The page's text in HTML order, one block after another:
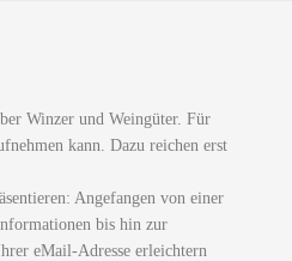
Winzer und Weingüter. Für
kann. Dazu reichen erst
Angefangen von einer
bis hin zur
eMail-Adresse erleichtern